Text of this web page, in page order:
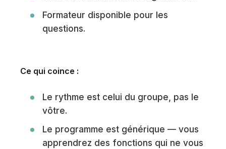
Formateur disponible pour les
questions.
Ce qui coince :
Le rythme est celui du groupe, pas le
vôtre.
Le programme est générique — vous
apprendrez des fonctions qui ne vous